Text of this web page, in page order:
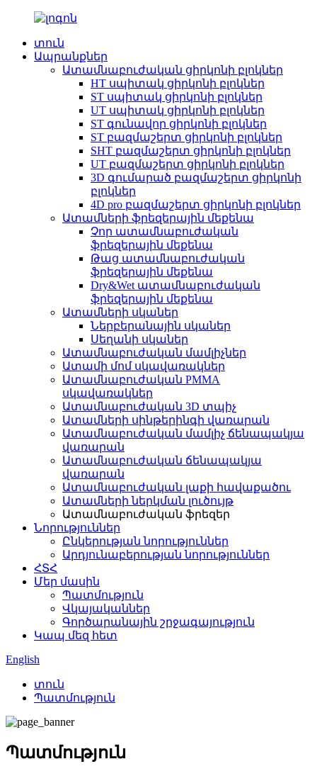
տուն
Ապրանքներ
Ատամնաբուժական ցիրկոնի բլոկներ
HT սպիտակ ցիրկոնի բլոկներ
ST սպիտակ ցիրկոնի բլոկներ
UT սպիտակ ցիրկոնի բլոկներ
ST գունավոր ցիրկոնի բլոկներ
ST բազմաշերտ ցիրկոնի բլոկներ
SHT բազմաշերտ ցիրկոնի բլոկներ
UT բազմաշերտ ցիրկոնի բլոկներ
3D գումարած բազմաշերտ ցիրկոնի
բլոկներ
4D pro բազմաշերտ ցիրկոնի բլոկներ
Ատամների ֆրեզերային մեքենա
Չոր ատամնաբուժական
ֆրեզերային մեքենա
Թաց ատամնաբուժական
ֆրեզերային մեքենա
Dry&Wet ատամնաբուժական
ֆրեզերային մեքենա
Ատամների սկաներ
Ներբերանային սկաներ
Սեղանի սկաներ
Ատամնաբուժական մամլիչներ
Ատամի մոմ սկավառակներ
Ատամնաբուժական PMMA
սկավառակներ
Ատամնաբուժական 3D տպիչ
Ատամների սինթերինգի վառարան
Ատամնաբուժական մամլիչ ճենապակյա
վառարան
Ատամնաբուժական ճենապակյա
վառարան
Ատամնաբուժական լաքի հավաքածու
Ատամների ներկման լուծույթ
Ատամնաբուժական ֆրեզեր
Նորություններ
Ընկերության նորություններ
Արդյունաբերության նորություններ
ՀՏՀ
Մեր մասին
Պատմություն
Վկայականներ
Գործարանային շրջագայություն
Կապ մեզ հետ
English
տուն
Պատմություն
Պատմություն